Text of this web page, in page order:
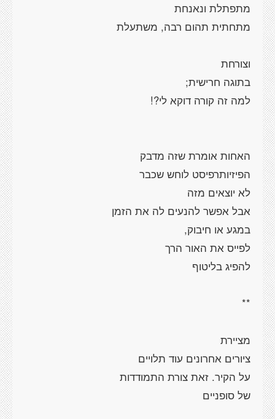
מתפתלת ונאנחת
מתחתית תהום רבה, משתעלת
וצורחת
בתוגה חרישית;
למה זה קורה דוקא לי?!
האחות אומרת שזה מדבק
הפיזיותרפיסט לוחש שכבר
לא יוצאים מזה
אבל אפשר להנעים לה את הזמן
במגע או חיבוק,
לפייס את האור הרך
להפיג בליטוף
**
מציירת
ציורים אחרונים עוד תלויים
על הקיר. זאת צורת התמודדות
של סופניים